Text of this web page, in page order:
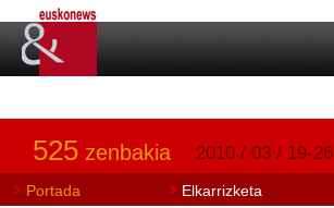
525 zenbakia 2010 / 03 / 19-26
Portada Elkarrizketa